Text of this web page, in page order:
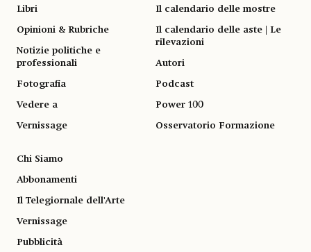
Libri
Opinioni & Rubriche
Notizie politiche e
professionali
Fotografia
Vedere a
Vernissage
Il calendario delle mostre
Il calendario delle aste | Le
rilevazioni
Autori
Podcast
Power 100
Osservatorio Formazione
Chi Siamo
Abbonamenti
Il Telegiornale dell'Arte
Vernissage
Pubblicità